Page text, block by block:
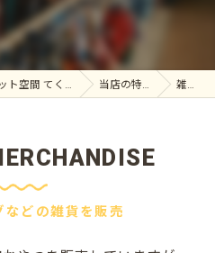
宮古市でペットフードならペット空間 てくてく 当店の特徴 雑貨
などの雑貨を販売